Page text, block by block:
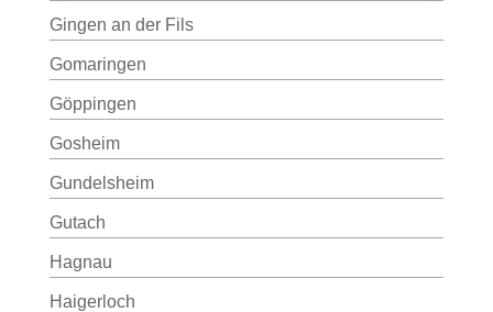
Gingen an der Fils
Gomaringen
Göppingen
Gosheim
Gundelsheim
Gutach
Hagnau
Haigerloch